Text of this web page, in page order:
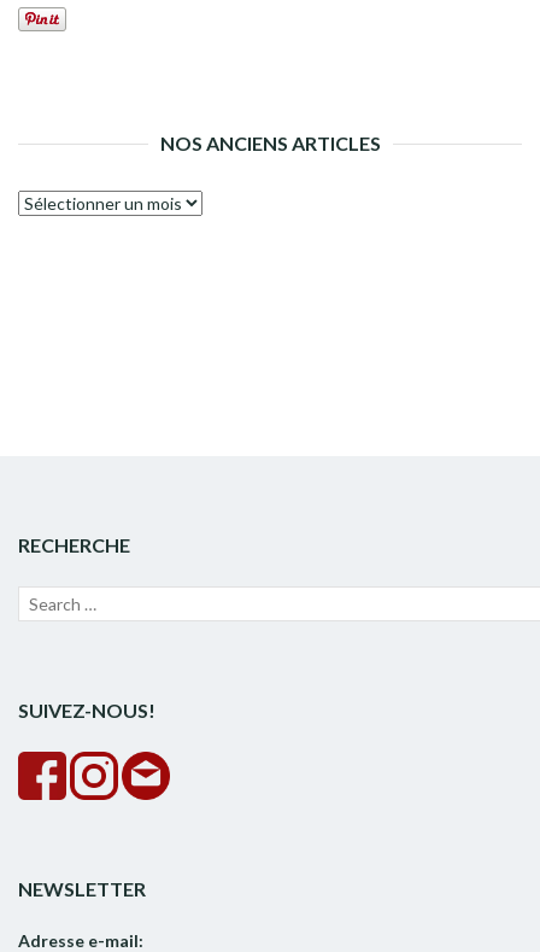
NOS ANCIENS ARTICLES
Nos
RECHERCHE
Recherche
SUIVEZ-NOUS!
NEWSLETTER
Adresse e-mail: